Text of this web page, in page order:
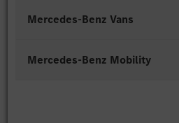
Mercedes‑Benz Vans
Mercedes-Benz Mobility